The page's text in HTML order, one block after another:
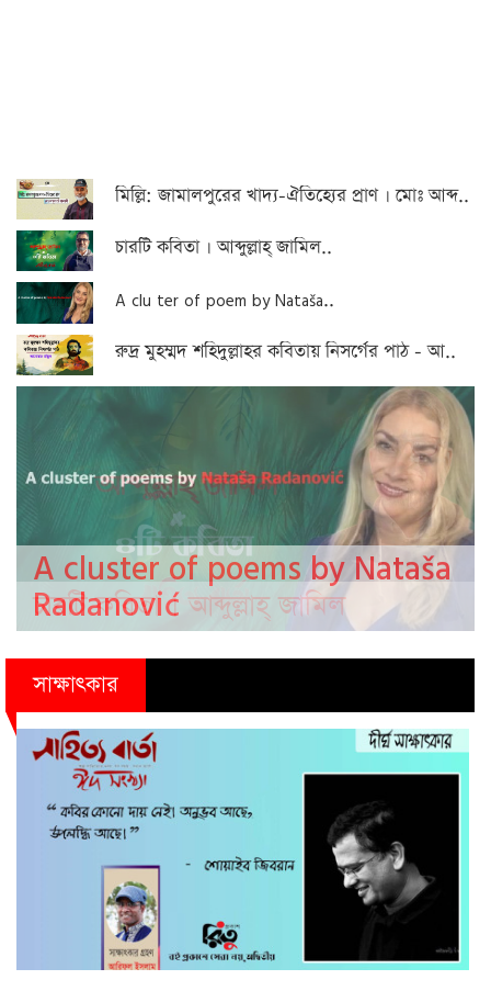
মিল্লি: জামালপুরের খাদ্য-ঐতিহ্যের প্রাণ । মোঃ আব্দ..
চারটি কবিতা । আব্দুল্লাহ্ জামিল..
A clu ter of poem by Nataša..
রুদ্র মুহম্মদ শহিদুল্লাহর কবিতায় নিসর্গের পাঠ - আ..
A cluster of poems by Nataša
Radanović
সাক্ষাৎকার